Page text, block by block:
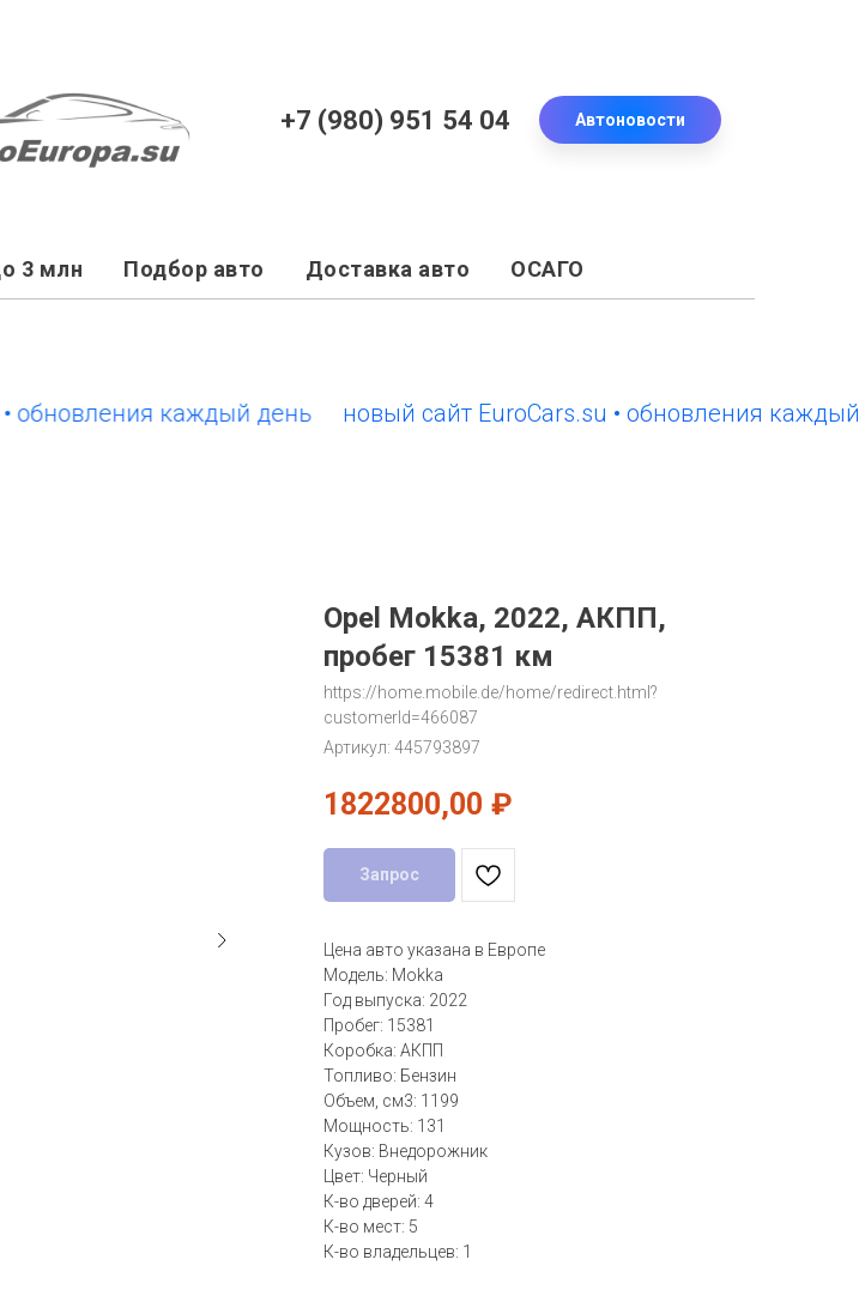
+7 (980) 951 54 04 Автоновости
3 млн Подбор авто Доставка авто ОСАГО
каждый день новый сайт EuroCars.su • обновления каждый
Opel Mokka, 2022, АКПП,
пробег 15381 км
https://home.mobile.de/home/redirect.html?
customerId=466087
Артикул: 445793897
1822800,00 ₽
Запрос
Цена авто указана в Европе
Модель: Mokka
Год выпуска: 2022
Пробег: 15381
Коробка: АКПП
Топливо: Бензин
Объем, см3: 1199
Мощность: 131
Кузов: Внедорожник
Цвет: Черный
К-во дверей: 4
К-во мест: 5
К-во владельцев: 1